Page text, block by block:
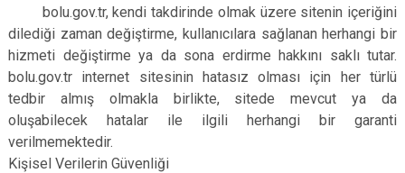
bolu.gov.tr, kendi takdirinde olmak üzere sitenin içeriğini
dilediği zaman değiştirme, kullanıcılara sağlanan herhangi bir
hizmeti değiştirme ya da sona erdirme hakkını saklı tutar.
bolu.gov.tr internet sitesinin hatasız olması için her türlü
tedbir almış olmakla birlikte, sitede mevcut ya da
oluşabilecek hatalar ile ilgili herhangi bir garanti
verilmemektedir.
Kişisel Verilerin Güvenliği